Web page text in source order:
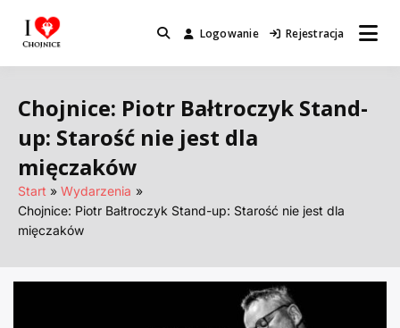
Miejsca które warto odwiedzić.
Logowanie Rejestracja
Chojnice: Piotr Bałtroczyk Stand-
up: Starość nie jest dla
mięczaków
Start
Wydarzenia
Chojnice: Piotr Bałtroczyk Stand-up: Starość nie jest dla
mięczaków